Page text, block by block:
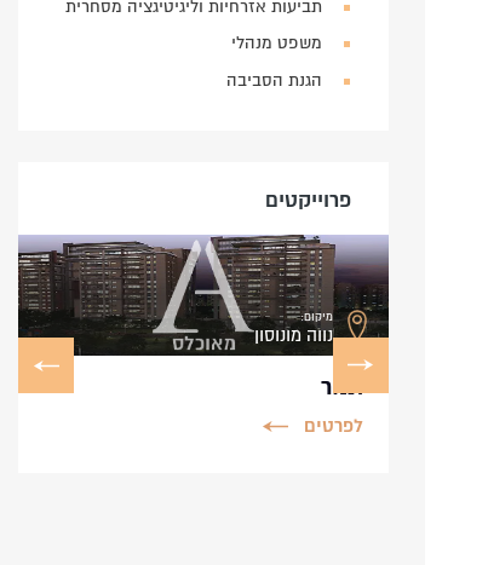
תביעות אזרחיות וליגיטיגציה מסחרית
משפט מנהלי
הגנת הסביבה
פרוייקטים
מיקום:
נווה מונוסון
תמר
לפרטים